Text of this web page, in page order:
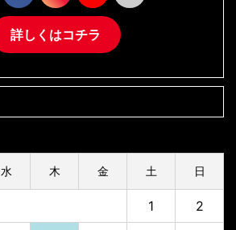
詳しくはコチラ
水 木 金 土 日
1 2